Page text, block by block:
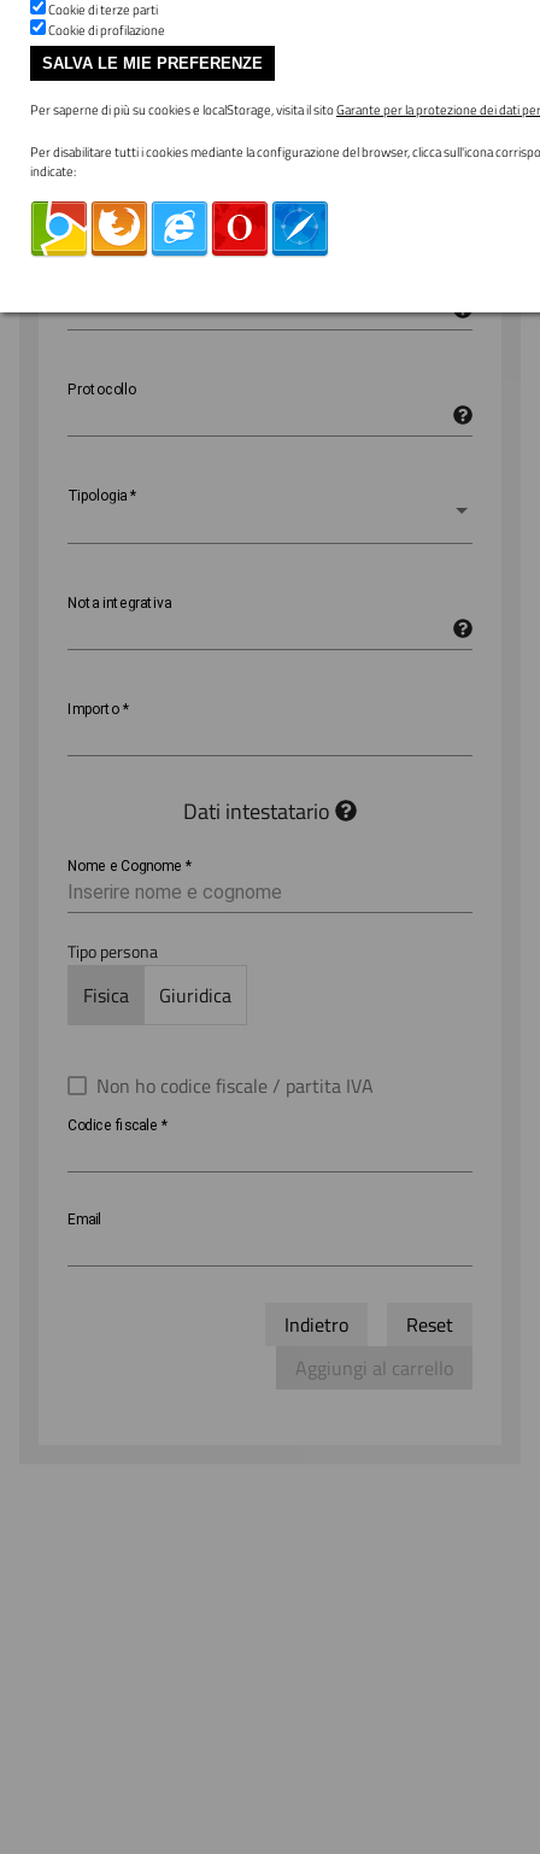
Pagamento Dovuto: SUE Diritti di
segreteria
Nome
Protocollo
Tipologia*
Nota integrativa
Importo
Importo*
Dati intestatario
Anagrafica
Nome e Cognome *
Tipo persona
Fisica Giuridica
Non ho codice fiscale / partita IVA
Codice
Codice fiscale *
Email
Email
Indietro
Reset
Aggiungi al carrello
Cookie di terze parti
Cookie di profilazione
SALVA LE MIE PREFERENZE
Per saperne di più su cookies e localStorage, visita il sitoGarante per la protezione dei dati
Per disabilitare tutti i cookies mediante la configurazione del browser, clicca sull'icona
indicate: